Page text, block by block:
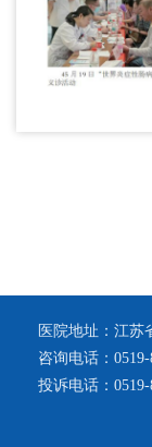
医院地址：江苏
咨询电话：0519-
投诉电话：0519-